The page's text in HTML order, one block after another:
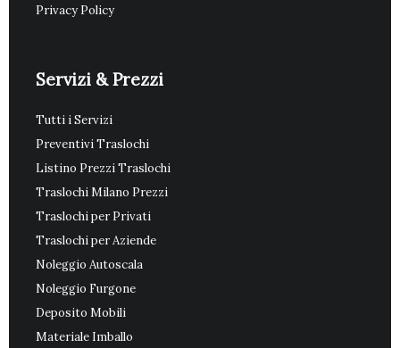
Privacy Policy
Servizi & Prezzi
Tutti i Servizi
Preventivi Traslochi
Listino Prezzi Traslochi
Traslochi Milano Prezzi
Traslochi per Privati
Traslochi per Aziende
Noleggio Autoscala
Noleggio Furgone
Deposito Mobili
Materiale Imballo